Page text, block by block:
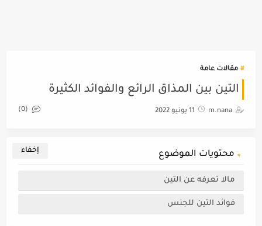
مقالات عامة
التين بين المذاق الرائع والفوائد الكثيرة
m.nana 11 يونيو 2022 (0)
محتويات الموضوع
مالا تعرفه عن التين
فوائد التين للجنس